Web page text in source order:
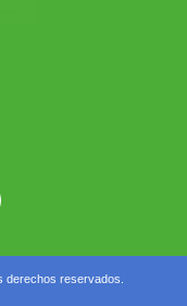
derechos reservados.